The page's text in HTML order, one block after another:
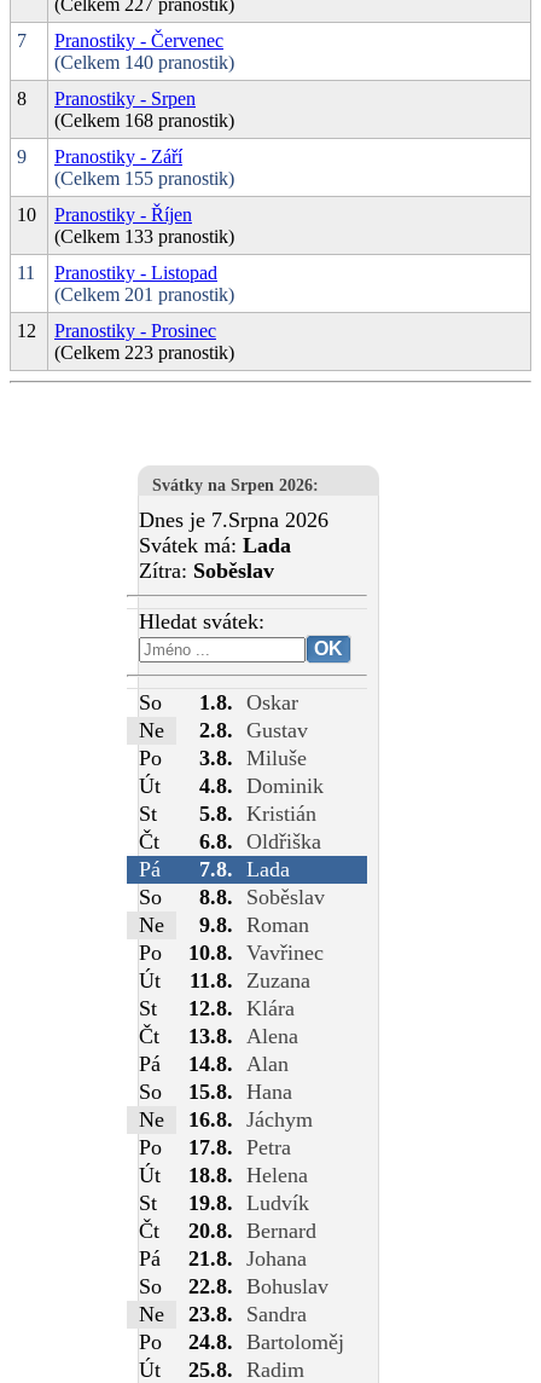
(Celkem 227 pranostik)
7
Pranostiky - Červenec
(Celkem 140 pranostik)
8
Pranostiky - Srpen
(Celkem 168 pranostik)
9
Pranostiky - Září
(Celkem 155 pranostik)
10
Pranostiky - Říjen
(Celkem 133 pranostik)
11
Pranostiky - Listopad
(Celkem 201 pranostik)
12
Pranostiky - Prosinec
(Celkem 223 pranostik)
Svátky na Srpen 2026:
Dnes je 7.Srpna 2026
Svátek má: Lada
Zítra: Soběslav
Hledat svátek:
So 1.8. Oskar
Ne
2.8. Gustav
Po
3.8. Miluše
Út
4.8. Dominik
St
5.8. Kristián
Čt
6.8. Oldřiška
Pá
7.8. Lada
So
8.8.
Soběslav
Ne
9.8. Roman
Po
10.8. Vavřinec
Út
11.8.
Zuzana
St
12.8. Klára
Čt
13.8.
Alena
Pá
14.8.
Alan
So
15.8. Hana
Ne
16.8. Jáchym
Po
17.8. Petra
Út
18.8. Helena
St
19.8. Ludvík
Čt
20.8. Bernard
Pá
21.8. Johana
So
22.8. Bohuslav
Ne
23.8.
Sandra
Po
24.8. Bartoloměj
Út
25.8. Radim